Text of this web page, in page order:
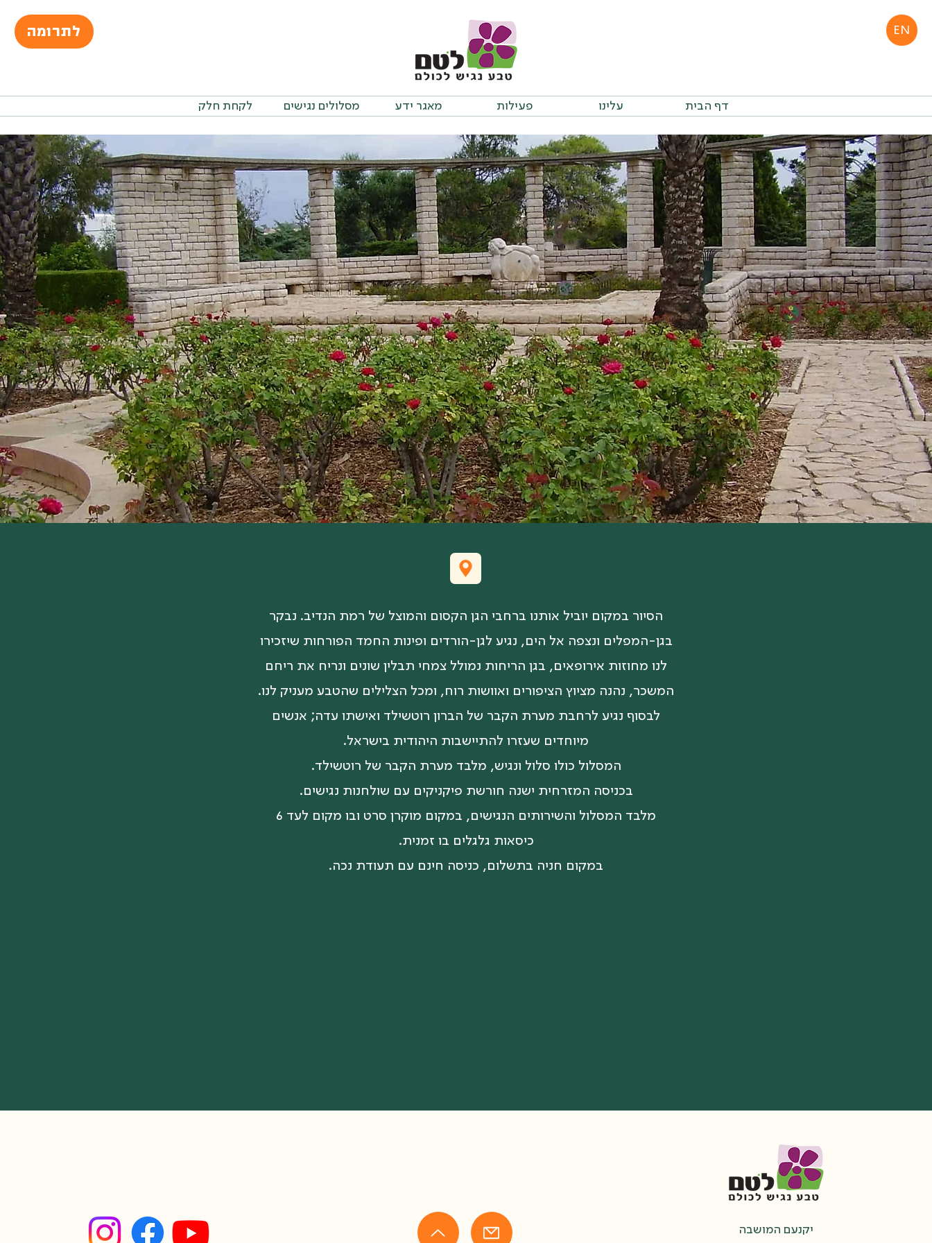
לתרומה EN
דף הבית עלינו פעילות מאגר ידע מסלולים נגישים לקחת חלק
הסיור במקום יוביל אותנו ברחבי הגן הקסום והמוצל של רמת הנדיב. נבקר
בגן-המפלים ונצפה אל הים, נגיע לגן-הורדים ופינות החמד הפורחות שיזכירו
לנו מחוזות אירופאים, בגן הריחות נמולל צמחי תבלין שונים ונריח את ריחם
המשכר, נהנה מציוץ הציפורים ואוושות רוח, ומכל הצלילים שהטבע מעניק לנו.
לבסוף נגיע לרחבת מערת הקבר של הברון רוטשילד ואישתו עדה; אנשים
מיוחדים שעזרו להתיישבות היהודית בישראל.
המסלול כולו סלול ונגיש, מלבד מערת הקבר של רוטשילד.
בכניסה המזרחית ישנה חורשת פיקניקים עם שולחנות נגישים.
מלבד המסלול והשירותים הנגישים, במקום מוקרן סרט ובו מקום לעד 6
כיסאות גלגלים בו זמנית.
במקום חניה בתשלום, כניסה חינם עם תעודת נכה.
יקנעם המושבה